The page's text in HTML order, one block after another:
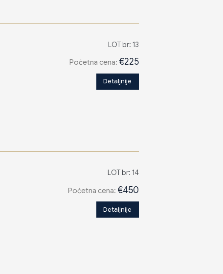
LOT br: 13
Poċetna cena: €225
Detaljnije
LOT br: 14
Poċetna cena: €450
Detaljnije